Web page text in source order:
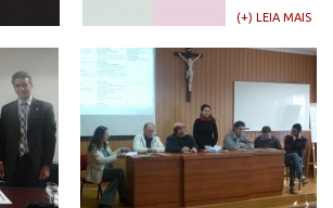
(+) LEIA MAIS